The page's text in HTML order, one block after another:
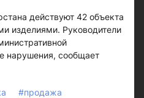
действуют 42 объекта
изделиями. Руководители
нарушения, сообщает
#продажа